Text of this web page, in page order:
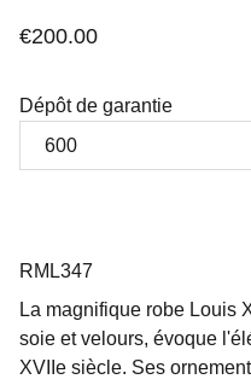
€200.00
Dépôt de garantie
RML347
La magnifique robe Louis
soie et velours, évoque
XVIIe siècle. Ses